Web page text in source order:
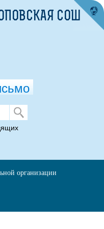
СОШ
организации